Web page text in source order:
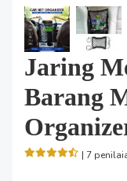
Jaring
Barang
| 7